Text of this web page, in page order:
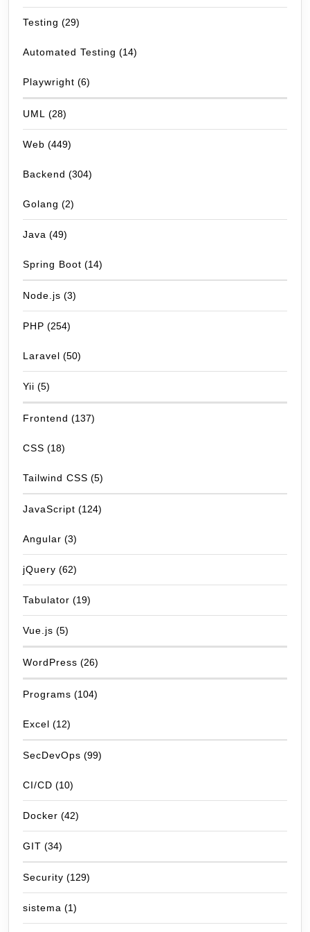
Testing (29)
Automated Testing (14)
Playwright (6)
UML (28)
Web (449)
Backend (304)
Golang (2)
Java (49)
Spring Boot (14)
Node.js (3)
PHP (254)
Laravel (50)
Yii (5)
Frontend (137)
CSS (18)
Tailwind CSS (5)
JavaScript (124)
Angular (3)
jQuery (62)
Tabulator (19)
Vue.js (5)
WordPress (26)
Programs (104)
Excel (12)
SecDevOps (99)
CI/CD (10)
Docker (42)
GIT (34)
Security (129)
sistema (1)